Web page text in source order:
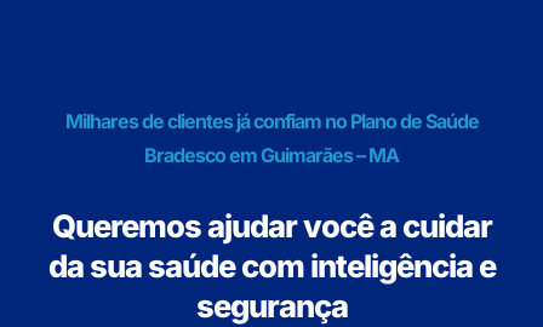
Milhares de clientes já confiam no Plano de Saúde
Bradesco em Guimarães – MA
Queremos ajudar você a cuidar
da sua saúde com inteligência e
segurança